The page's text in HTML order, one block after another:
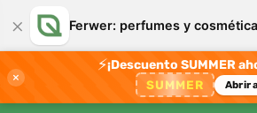
× Ferwer: perfumes y cosmética
×
⚡¡Descuento SUMMER
SUMMER Abrir